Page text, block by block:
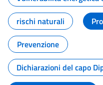
rischi naturali
Prevenzione
Dichiarazioni del capo